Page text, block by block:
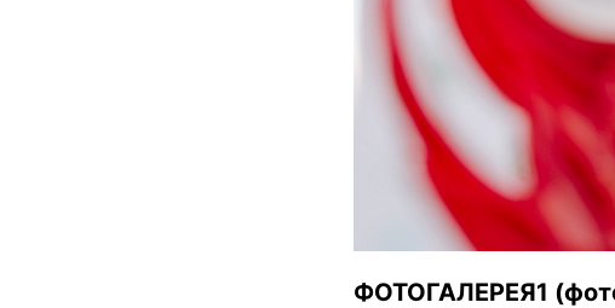
ФОТОГАЛЕРЕЯ1